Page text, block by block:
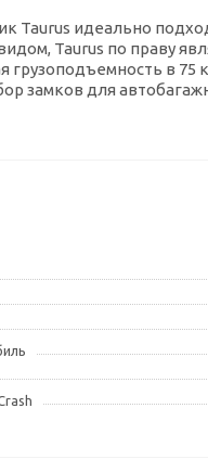
Taurus идеально
Taurus по праву
грузоподъемность в
замков для